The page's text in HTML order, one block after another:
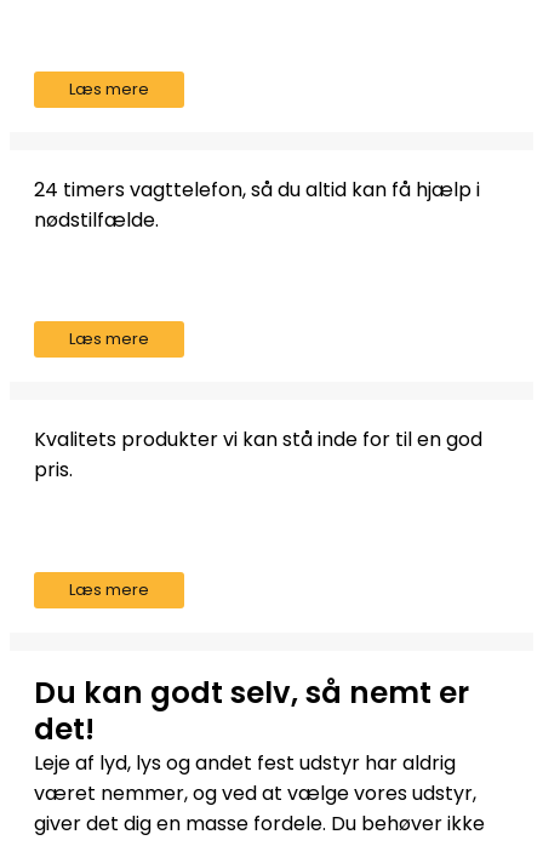
Læs mere
24 timers vagttelefon, så du altid kan få hjælp i
nødstilfælde.
Læs mere
Kvalitets produkter vi kan stå inde for til en god
pris.
Læs mere
Du kan godt selv, så nemt er
det!
Leje af lyd, lys og andet fest udstyr har aldrig
været nemmer, og ved at vælge vores udstyr,
giver det dig en masse fordele. Du behøver ikke